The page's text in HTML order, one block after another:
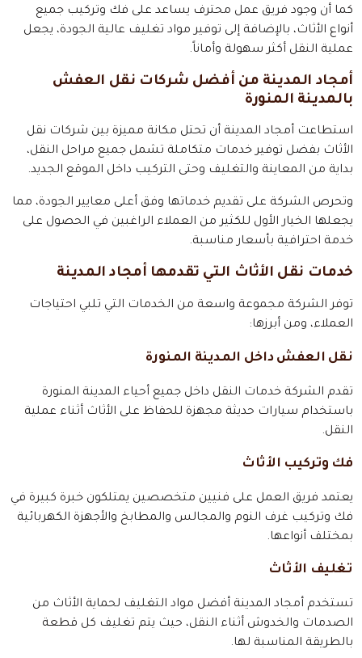
كما أن وجود فريق عمل محترف يساعد على فك وتركيب جميع
أنواع الأثاث، بالإضافة إلى توفير مواد تغليف عالية الجودة، يجعل
عملية النقل أكثر سهولة وأماناً.
أمجاد المدينة من أفضل شركات نقل العفش
بالمدينة المنورة
استطاعت أمجاد المدينة أن تحتل مكانة مميزة بين شركات نقل
الأثاث بفضل توفير خدمات متكاملة تشمل جميع مراحل النقل،
بداية من المعاينة والتغليف وحتى التركيب داخل الموقع الجديد.
وتحرص الشركة على تقديم خدماتها وفق أعلى معايير الجودة، مما
يجعلها الخيار الأول للكثير من العملاء الراغبين في الحصول على
خدمة احترافية بأسعار مناسبة.
خدمات نقل الأثاث التي تقدمها أمجاد المدينة
توفر الشركة مجموعة واسعة من الخدمات التي تلبي احتياجات
العملاء، ومن أبرزها:
نقل العفش داخل المدينة المنورة
تقدم الشركة خدمات النقل داخل جميع أحياء المدينة المنورة
باستخدام سيارات حديثة مجهزة للحفاظ على الأثاث أثناء عملية
النقل.
فك وتركيب الأثاث
يعتمد فريق العمل على فنيين متخصصين يمتلكون خبرة كبيرة في
فك وتركيب غرف النوم والمجالس والمطابخ والأجهزة الكهربائية
بمختلف أنواعها.
تغليف الأثاث
تستخدم أمجاد المدينة أفضل مواد التغليف لحماية الأثاث من
الصدمات والخدوش أثناء النقل، حيث يتم تغليف كل قطعة
بالطريقة المناسبة لها.